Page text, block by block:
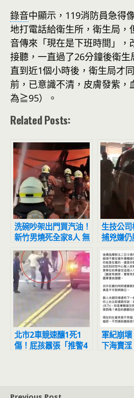
錄音中顯示，119消防員急得
地打電話給衛生所，衛生局，
音傳來「現在是下班時間」，
接聽，一直過了26分鐘後衛生
直到近1個小時後，衛生局才
前，已意識不清，皮膚發紫，
為≧95）。
Related Posts:
洗碗吵架出門買汽油！
新竹男燒死全家8人 無
表情留現場看
生技公
捕兇嫌仍
北市2車競速釀1死1
傷！屁孩囂張「推警4
軍紀崩
下海賣